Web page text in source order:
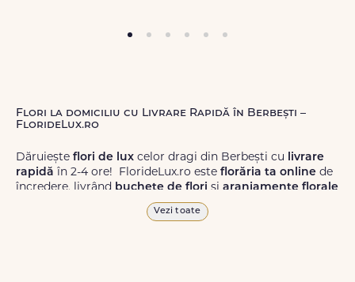
Flori la domiciliu cu Livrare Rapidă în Berbești –
FlorideLux.ro
Dăruiește flori de lux celor dragi din Berbești cu livrare
rapidă în 2-4 ore! FlorideLux.ro este florăria ta online de
încredere, livrând buchete de flori și aranjamente florale
de calitate superioară în Berbești și în toată România.
Vezi toate